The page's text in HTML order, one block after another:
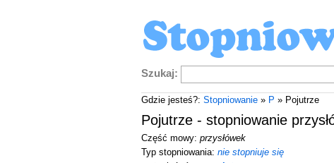
Szukaj:
Gdzie jesteś?: Stopniowanie» P » Pojutrze
Pojutrze - stopniowanie
Część mowy: przysłówek
Typ stopniowania: nie stopniuje się